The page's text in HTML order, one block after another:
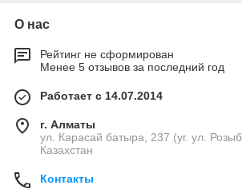
О нас
Рейтинг не сформирован
Менее 5 отзывов за последний год
Работает с 14.07.2014
г. Алматы
ул. Карасай батыра, 237 (уг. ул.
Казахстан
Контакты